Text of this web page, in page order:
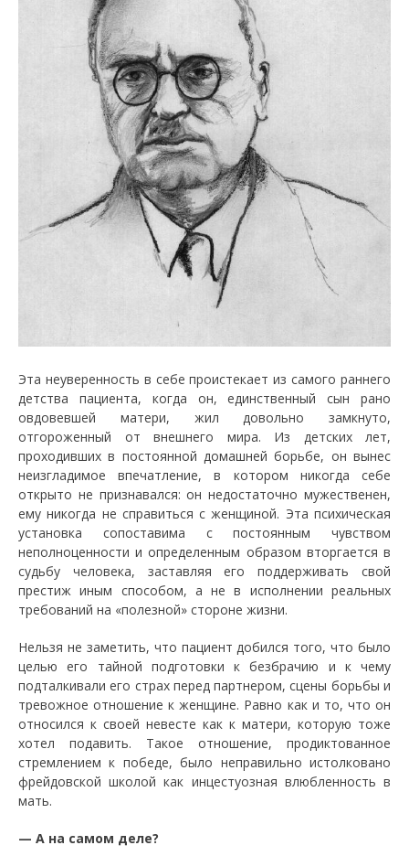
Эта неуверенность в себе проистекает из самого раннего
детства пациента, когда он, единственный сын рано
овдовевшей матери, жил довольно замкнуто,
отгороженный от внешнего мира. Из детских лет,
проходивших в постоянной домашней борьбе, он вынес
неизгладимое впечатление, в котором никогда себе
открыто не признавался: он недостаточно мужественен,
ему никогда не справиться с женщиной. Эта психическая
установка сопоставима с постоянным чувством
неполноценности и определенным образом вторгается в
судьбу человека, заставляя его поддерживать свой
престиж иным способом, а не в исполнении реальных
требований на «полезной» стороне жизни.
Нельзя не заметить, что пациент добился того, что было
целью его тайной подготовки к безбрачию и к чему
подталкивали его страх перед партнером, сцены борьбы и
тревожное отношение к женщине. Равно как и то, что он
относился к своей невесте как к матери, которую тоже
хотел подавить. Такое отношение, продиктованное
стремлением к победе, было неправильно истолковано
фрейдовской школой как инцестуозная влюбленность в
мать.
— А на самом деле?